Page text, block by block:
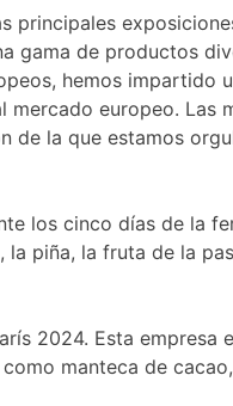
principales
gama de productos
hemos impartido
europeo. Las
de la que estamos
los cinco días de la
piña, la fruta de la
2024. Esta empresa
manteca de